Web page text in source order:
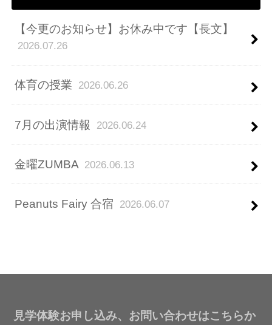
【今更のお知らせ】お休み中です【長文】
2026.07.26
体育の授業 2026.06.26
7月の出演情報 2026.06.24
金曜ZUMBA 2026.06.13
Peanuts Fairy 合宿 2026.06.07
見学体験お申し込み、お問い合わせはこちらか